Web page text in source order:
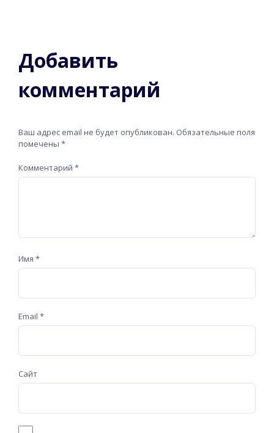
Добавить
комментарий
Ваш адрес email не будет опубликован. Обязательные поля
помечены *
Комментарий *
Имя *
Email *
Сайт